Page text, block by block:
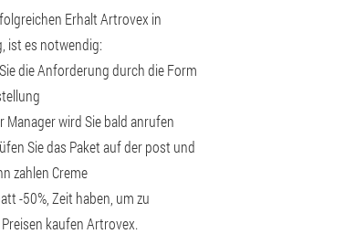
Erhalt Artrovex in
ist es notwendig:
die Anforderung durch die Form
Manager wird Sie bald anrufen
Sie das Paket auf der post und
zahlen Creme
-50%, Zeit haben, um zu
kaufen Artrovex.